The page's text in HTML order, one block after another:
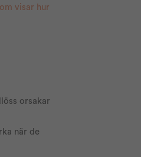
visar hur
orsakar
när de